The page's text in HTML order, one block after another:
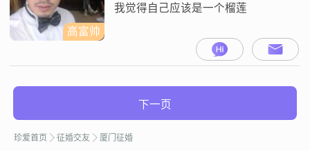
高富帅
我觉得自己应该是一个榴莲
下一页
珍爱首页 征婚交友 厦门征婚